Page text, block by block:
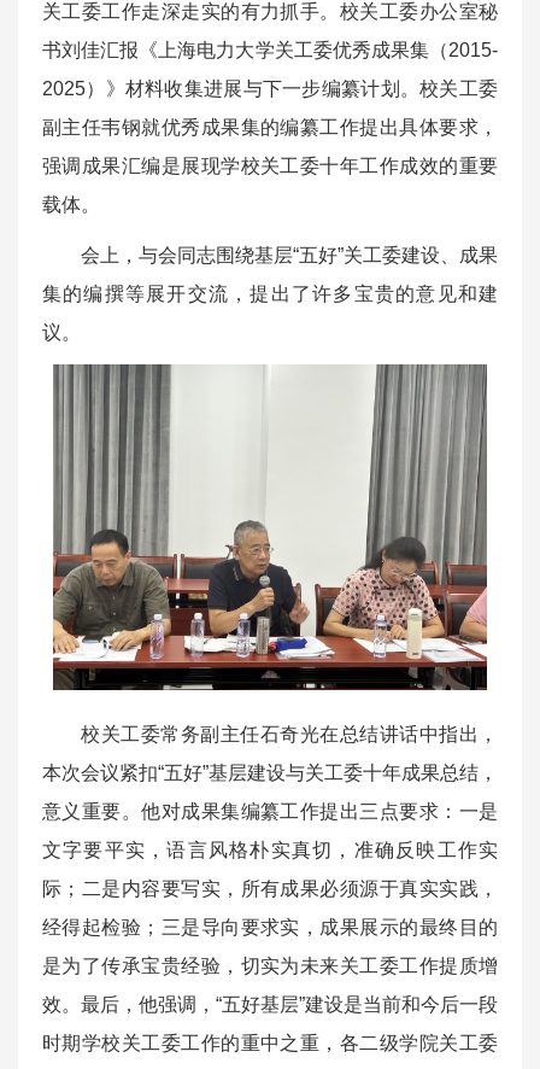
关工委工作走深走实的有力抓手。 校关工委办公室秘
书刘佳汇报《上海电力大学关工委优秀成果集（2015-
2025）》材料收集进展与下一步编纂计划。校关工委
副主任韦钢就优秀成果集的编纂工作提出具体要求，
强调成果汇编是展现学校关工委十年工作成效的重要
载体。
会上，与会同志围绕基层“五好”关工委建设、成果
集的编撰等展开交流，提出了许多宝贵的意见和建
议。
校关工委常务副主任石奇光在总结讲话中指出，
本次会议紧扣“五好”基层建设与关工委十年成果总结，
意义重要。他对成果集编纂工作提出三点要求：一是
文字要平实，语言风格朴实真切，准确反映工作实
际；二是内容要写实，所有成果必须源于真实实践，
经得起检验；三是导向要求实，成果展示的最终目的
是为了传承宝贵经验，切实为未来关工委工作提质增
效。最后，他强调，“五好基层”建设是当前和今后一段
时期学校关工委工作的重中之重，各二级学院关工委